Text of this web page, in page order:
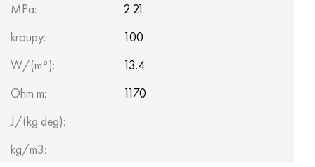
MPa:
2.21
kroupy:
100
W/(m°):
13.4
Ohm m:
1170
J/(kg deg):
kg/m3: